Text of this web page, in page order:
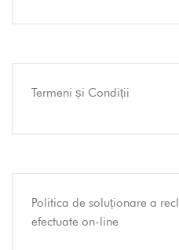
Termeni și Condiții
Politica de soluționare a
efectuate on-line